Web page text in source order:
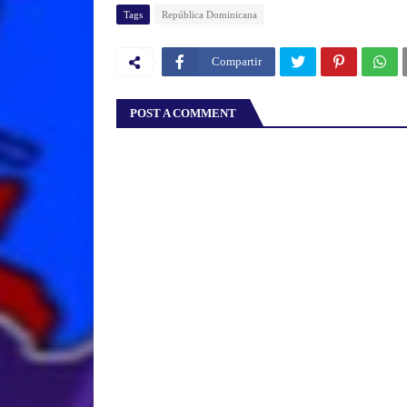
Tags República Dominicana
Compartir
POST A COMMENT